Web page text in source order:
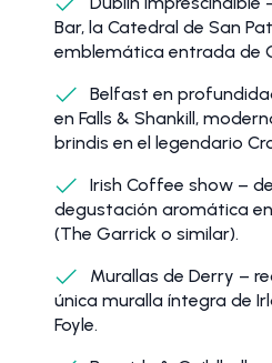
Bar, la Catedral de San
emblemática entrada de
Belfast en
en Falls & Shankill,
brindis en el legendario
Irish Coffee show –
degustación aromática
(The Garrick o similar).
Murallas de Derry –
única muralla íntegra de
Foyle.